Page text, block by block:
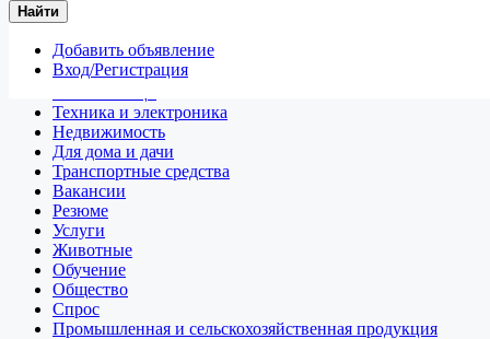
Найти
Добавить объявление
Вход/Регистрация
Все объявления в 50 км around Курск
Отдам даром
Разное
Техника и электроника
Недвижимость
Для дома и дачи
Транспортные средства
Вакансии
Резюме
Услуги
Животные
Обучение
Общество
Спрос
Промышленная и сельскохозяйственная продукция